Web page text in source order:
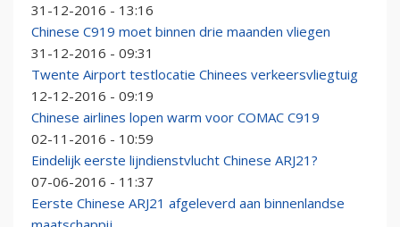
31-12-2016 - 13:16
Chinese C919 moet binnen drie maanden vliegen
31-12-2016 - 09:31
Twente Airport testlocatie Chinees verkeersvliegtuig
12-12-2016 - 09:19
Chinese airlines lopen warm voor COMAC C919
02-11-2016 - 10:59
Eindelijk eerste lijndienstvlucht Chinese ARJ21?
07-06-2016 - 11:37
Eerste Chinese ARJ21 afgeleverd aan binnenlandse